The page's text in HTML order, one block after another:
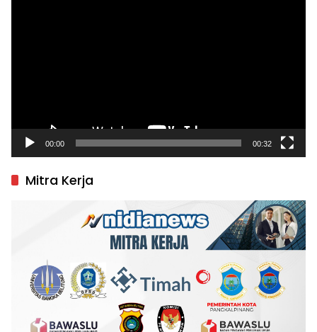
00:00 00:32
Mitra Kerja